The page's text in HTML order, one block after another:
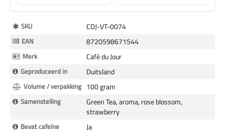
Meer
Informatie
SKU CDJ-VT-0074
EAN 8720598671544
Merk Café du Jour
Geproduceerd in Duitsland
Volume / verpakking 100 gram
Samenstelling
Green Tea, aroma, rose blossom,
strawberry
Bevat cafeïne Ja